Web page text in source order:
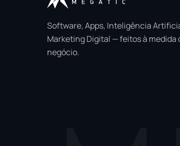
Software, Apps, Inteligência
Marketing Digital — feitos à medida
negócio.